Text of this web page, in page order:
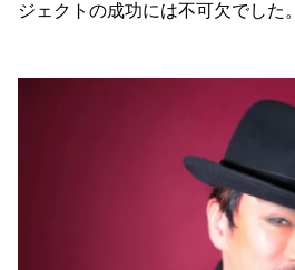
ジェクトの成功には不可欠でした。